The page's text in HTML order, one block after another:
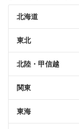
北海道
東北
北陸・甲信越
関東
東海